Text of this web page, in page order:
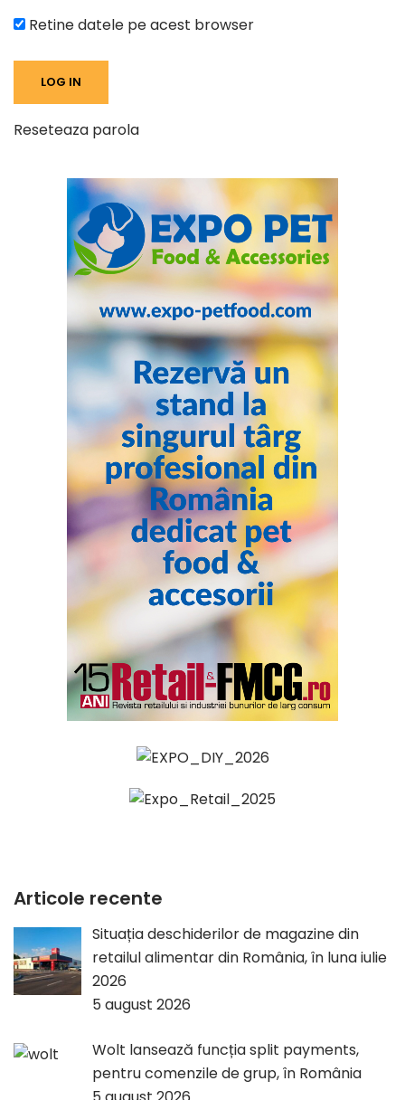
Retine datele pe acest browser
Reseteaza parola
Articole recente
Situația deschiderilor de magazine din
retailul alimentar din România, în luna iulie
2026
5 august 2026
Wolt lansează funcția split payments,
pentru comenzile de grup, în România